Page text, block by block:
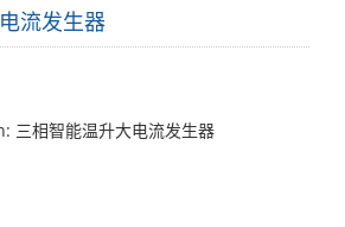
流发生器
三相智能温升大电流发生器